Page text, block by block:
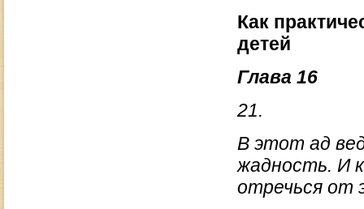
Как
детей
Глава 16
21.
В этот ад
жадность. И
отречься от